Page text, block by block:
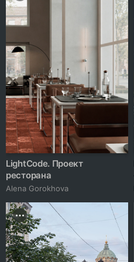
LightCode. Проект
ресторана
Alena Gorokhova